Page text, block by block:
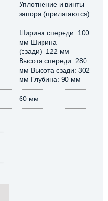
Уплотнение и винты
запора (прилагаются)
Ширина спереди: 100
мм Ширина
(сзади): 122 мм
Высота спереди: 280
мм Высота сзади: 302
мм Глубина: 90 мм
60 мм